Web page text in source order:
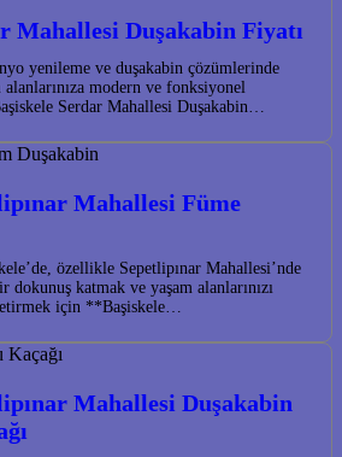
Mahallesi Duşakabin Fiyatı
yenileme ve duşakabin çözümlerinde
modern ve fonksiyonel
Serdar Mahallesi Duşakabin…
Mahallesi Füme
özellikle Sepetlipınar Mahallesi’nde
dokunuş katmak ve yaşam alanlarınızı
için **Başiskele…
Mahallesi Duşakabin